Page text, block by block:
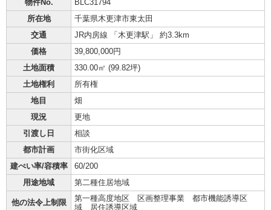
物件No.
BLC31794
所在地
千葉県木更津市東太田
交通
JR内房線 「木更津駅」 約3.3km
価格
39,800,000円
土地面積
330.00㎡ (99.82坪)
土地権利
所有権
地目
畑
現況
更地
引渡し日
相談
都市計画
市街化区域
建ぺい率/容積率
60/200
用途地域
第二種住居地域
他の法令上制限
第一種高度地区 区画整理事業 都市機能誘導区
域 居住誘導区域